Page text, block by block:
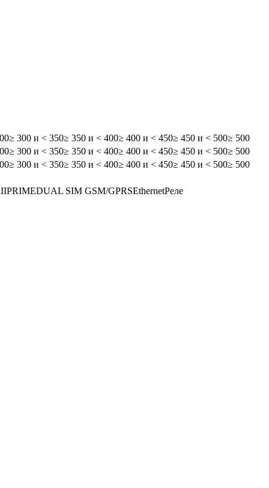
≥ 300 и < 350≥ 350 и < 400≥ 400 и < 450≥ 450 и < 500≥ 500
≥ 300 и < 350≥ 350 и < 400≥ 400 и < 450≥ 450 и < 500≥ 500
≥ 300 и < 350≥ 350 и < 400≥ 400 и < 450≥ 450 и < 500≥ 500
PRIMEDUAL SIM GSM/GPRSEthernetРеле